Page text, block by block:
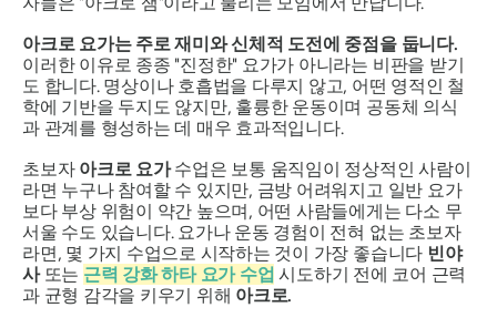
아크로 요가는 주로 재미와 신체적 도전에 중점을 둡니다.
이러한 이유로 종종 "진정한" 요가가 아니라는 비판을 받기
도 합니다. 명상이나 호흡법을 다루지 않고, 어떤 영적인 철
학에 기반을 두지도 않지만, 훌륭한 운동이며 공동체 의식
과 관계를 형성하는 데 매우 효과적입니다.
초보자 아크로 요가수업은 보통 움직임이 정상적인 사람이
라면 누구나 참여할 수 있지만, 금방 어려워지고 일반 요가
보다 부상 위험이 약간 높으며, 어떤 사람들에게는 다소 무
서울 수도 있습니다. 요가나 운동 경험이 전혀 없는 초보자
라면, 몇 가지 수업으로 시작하는 것이 가장 좋습니다 빈야
사또는 근력 강화하타 요가 수업 시도하기 전에 코어 근력
과 균형 감각을 키우기 위해 아크로.